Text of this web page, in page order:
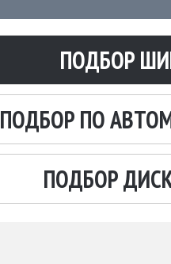
ПОДБОР
ПОДБОР ПО
ПОДБОР